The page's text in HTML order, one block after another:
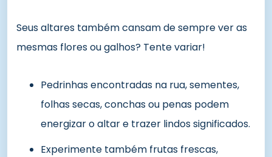
Seus altares também cansam de sempre ver as
mesmas flores ou galhos? Tente variar!
Pedrinhas encontradas na rua, sementes,
folhas secas, conchas ou penas podem
energizar o altar e trazer lindos significados.
Experimente também frutas frescas,